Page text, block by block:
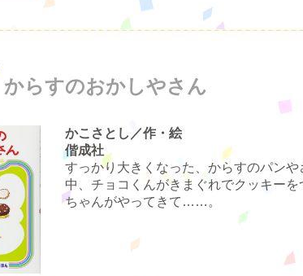
からすのおかしやさん
かこさとし／作・絵
偕成社
すっかり大きくなった、からすのパン
中、チョコくんがきまぐれでクッキー
ちゃんがやってきて……。